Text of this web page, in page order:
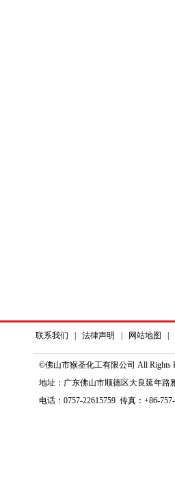
联系我们 法律声明 网站地图
©佛山市猴圣化工有限公司 All Rights
地址：广东佛山市顺德区大良延年路
电话：0757-22615759 传真：+86-